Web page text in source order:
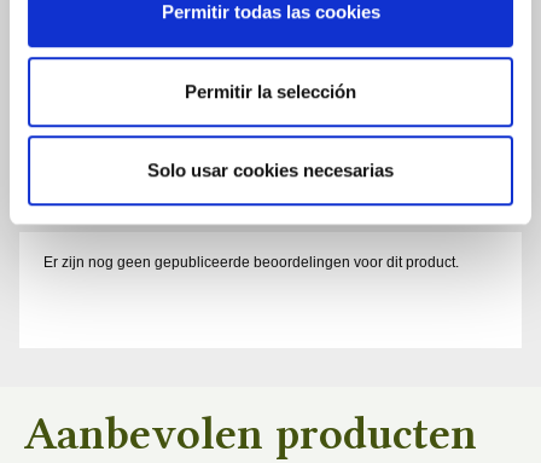
Permitir todas las cookies
Permitir la selección
Solo usar cookies necesarias
0.0
★★★★★
Er zijn nog geen gepubliceerde beoordelingen voor dit product.
Aanbevolen producten